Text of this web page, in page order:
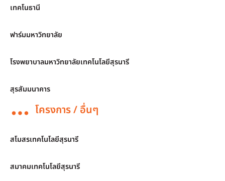
เทคโนธานี
ฟาร์มมหาวิทยาลัย
โรงพยาบาลมหาวิทยาลัยเทคโนโลยีสุรนารี
สุรสัมมนาคาร
โครงการ / อื่นๆ
สโมสรเทคโนโลยีสุรนารี
สมาคมเทคโนโลยีสุรนารี